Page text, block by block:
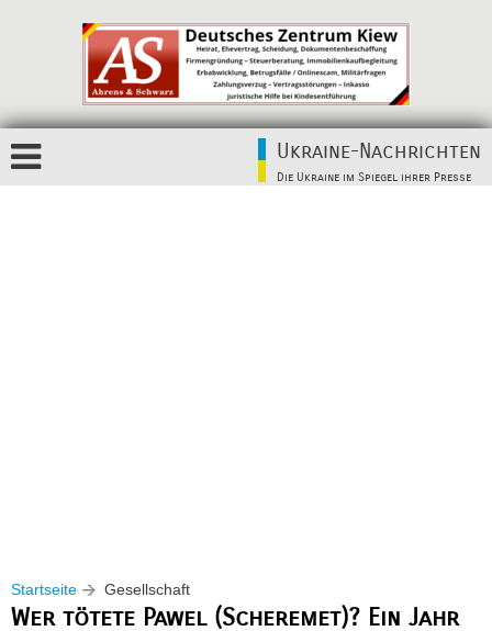
Ukraine-Nachrichten
Die Ukraine im Spiegel ihrer Presse
Startseite Gesellschaft
Wer tötete Pawel (Scheremet)? Ein Jahr